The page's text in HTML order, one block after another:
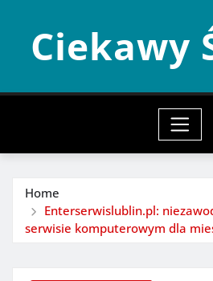
contentCiekawy
Home
Enterserwislublin.pl:
serwisie komputerowym dla